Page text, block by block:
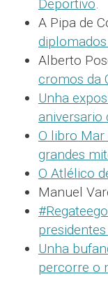
Deportivo.
A Pipa de
Alberto
cromos da
Unha
aniversario
O libro Mar
grandes
O Atlélico
Manuel
Unha
percorre o